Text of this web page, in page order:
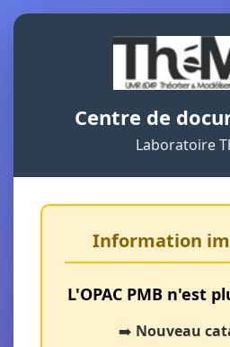
Centre de
Laboratoire
Information
L'OPAC PMB n'est
➡️ Nouveau